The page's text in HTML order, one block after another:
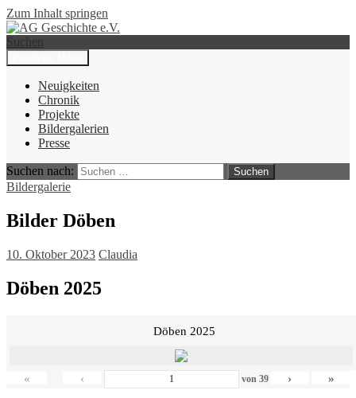
Zum Inhalt springen
AG Geschichte e.V.
Suchen
Neuigkeiten
Chronik
Projekte
Bildergalerien
Presse
Suchen nach:
Bildergalerie
Bilder Döben
10. Oktober 2023 Claudia
Döben 2025
Döben 2025
« ‹ von 39 › »